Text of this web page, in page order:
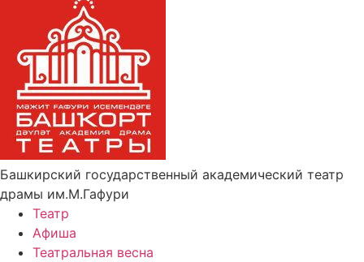
Башкирский государственный академический театр
драмы им.М.Гафури
Театр
Афиша
Театральная весна